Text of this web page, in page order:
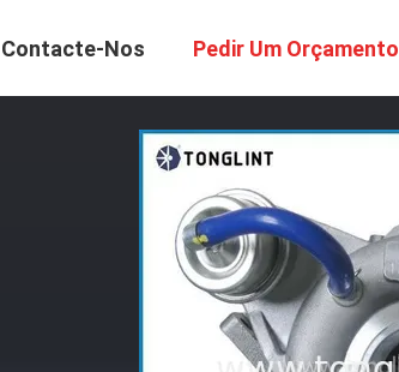
Contacte-Nos Pedir Um Orçamento